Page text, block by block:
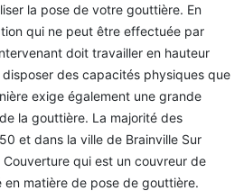
la pose de votre gouttière. En
qui ne peut être effectuée par
doit travailler en hauteur
des capacités physiques que
exige également une grande
la gouttière. La majorité des
et dans la ville de Brainville Sur
Couverture qui est un couvreur de
matière de pose de gouttière.